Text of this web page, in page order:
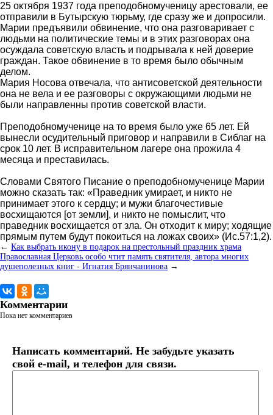
25 октября 1937 года преподобномученицу арестовали, ее
отправили в Бутырскую тюрьму, где сразу же и допросили.
Марии предъявили обвинение, что она разговаривает с
людьми на политические темы и в этих разговорах она
осуждала советскую власть и подрывала к ней доверие
граждан. Такое обвинение в то время было обычным
делом.
Мария Носова отвечала, что антисоветской деятельности
она не вела и ее разговоры с окружающими людьми не
были направленны против советской власти.
Преподобномученице на то время было уже 65 лет. Ей
вынесли осудительный приговор и направили в Сиблаг на
срок 10 лет. В исправительном лагере она прожила 4
месяца и преставилась.
Словами Святого Писание о преподобномученице Марии
можно сказать так: «Праведник умирает, и никто не
принимает этого к сердцу; и мужи благочестивые
восхищаются [от земли], и никто не помыслит, что
праведник восхищается от зла. Он отходит к миру; ходящие
прямым путем будут покоиться на ложах своих» (Ис.57:1,2).
← Как выбрать икону в подарок на престольный праздник храма
Православная Церковь особо чтит память святителя, автора многих
душеполезных книг - Игнатия Брянчанинова →
Комментарии
Пока нет комментариев
Написать комментарий. Не забудьте указать
свой e-mail, и телефон для связи.